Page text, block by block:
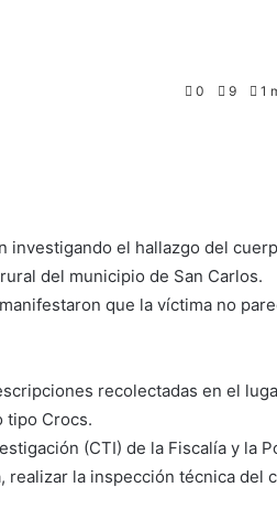
0 9 1
investigando el hallazgo del
del municipio de San Carlos.
que la víctima no
recolectadas en el
tipo Crocs.
(CTI) de la Fiscalía y la
realizar la inspección técnica del